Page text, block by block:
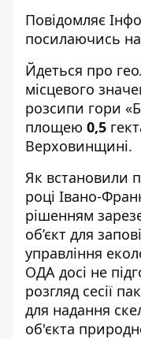
Повідомляє
посилаючись на
Йдеться про
місцевого
розсипи гори
площею 0,5
Верховинщині.
Як встановили
році Івано-
рішенням
об’єкт для
управління
ОДА досі не
розгляд сесії
для надання
об'єкта